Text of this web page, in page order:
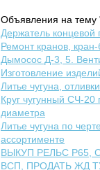
Объявления на тему
Держатель
Ремонт кранов,
Дымосос Д-3, 5.
Изготовление
Литье чугуна,
Круг чугунный СЧ-20
диаметра
Литье чугуна по
ассортименте
ВЫКУП РЕЛЬС Р65,
ВСП, ПРОДАТЬ ЖД